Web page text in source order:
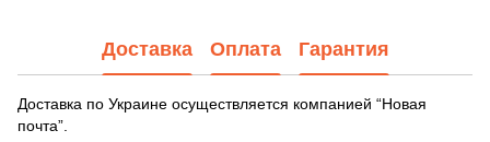
Доставка Оплата Гарантия
Доставка по Украине осуществляется компанией “Новая
почта”.